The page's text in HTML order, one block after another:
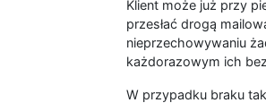
Klient może już przy
przesłać drogą
nieprzechowywaniu
każdorazowym ich
W przypadku braku